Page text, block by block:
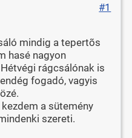
#1
mindig a tepertõs
hasé nagyon
rágcsálónak is
fogadó, vagyis
a sütemény
szereti.